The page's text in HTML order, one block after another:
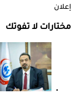
إعلان
مختارات لا تفوتك